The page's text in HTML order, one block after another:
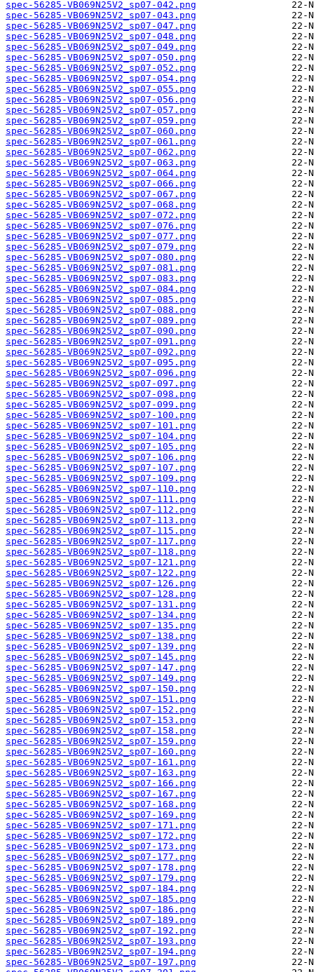
spec-56285-VB069N25V2_sp07-042.png
spec-56285-VB069N25V2_sp07-043.png
spec-56285-VB069N25V2_sp07-047.png
spec-56285-VB069N25V2_sp07-048.png
spec-56285-VB069N25V2_sp07-049.png
spec-56285-VB069N25V2_sp07-050.png
spec-56285-VB069N25V2_sp07-052.png
spec-56285-VB069N25V2_sp07-054.png
spec-56285-VB069N25V2_sp07-055.png
spec-56285-VB069N25V2_sp07-056.png
spec-56285-VB069N25V2_sp07-057.png
spec-56285-VB069N25V2_sp07-059.png
spec-56285-VB069N25V2_sp07-060.png
spec-56285-VB069N25V2_sp07-061.png
spec-56285-VB069N25V2_sp07-062.png
spec-56285-VB069N25V2_sp07-063.png
spec-56285-VB069N25V2_sp07-064.png
spec-56285-VB069N25V2_sp07-066.png
spec-56285-VB069N25V2_sp07-067.png
spec-56285-VB069N25V2_sp07-068.png
spec-56285-VB069N25V2_sp07-072.png
spec-56285-VB069N25V2_sp07-076.png
spec-56285-VB069N25V2_sp07-077.png
spec-56285-VB069N25V2_sp07-079.png
spec-56285-VB069N25V2_sp07-080.png
spec-56285-VB069N25V2_sp07-081.png
spec-56285-VB069N25V2_sp07-083.png
spec-56285-VB069N25V2_sp07-084.png
spec-56285-VB069N25V2_sp07-085.png
spec-56285-VB069N25V2_sp07-088.png
spec-56285-VB069N25V2_sp07-089.png
spec-56285-VB069N25V2_sp07-090.png
spec-56285-VB069N25V2_sp07-091.png
spec-56285-VB069N25V2_sp07-092.png
spec-56285-VB069N25V2_sp07-095.png
spec-56285-VB069N25V2_sp07-096.png
spec-56285-VB069N25V2_sp07-097.png
spec-56285-VB069N25V2_sp07-098.png
spec-56285-VB069N25V2_sp07-099.png
spec-56285-VB069N25V2_sp07-100.png
spec-56285-VB069N25V2_sp07-101.png
spec-56285-VB069N25V2_sp07-104.png
spec-56285-VB069N25V2_sp07-105.png
spec-56285-VB069N25V2_sp07-106.png
spec-56285-VB069N25V2_sp07-107.png
spec-56285-VB069N25V2_sp07-109.png
spec-56285-VB069N25V2_sp07-110.png
spec-56285-VB069N25V2_sp07-111.png
spec-56285-VB069N25V2_sp07-112.png
spec-56285-VB069N25V2_sp07-113.png
spec-56285-VB069N25V2_sp07-115.png
spec-56285-VB069N25V2_sp07-117.png
spec-56285-VB069N25V2_sp07-118.png
spec-56285-VB069N25V2_sp07-121.png
spec-56285-VB069N25V2_sp07-122.png
spec-56285-VB069N25V2_sp07-126.png
spec-56285-VB069N25V2_sp07-128.png
spec-56285-VB069N25V2_sp07-131.png
spec-56285-VB069N25V2_sp07-134.png
spec-56285-VB069N25V2_sp07-135.png
spec-56285-VB069N25V2_sp07-138.png
spec-56285-VB069N25V2_sp07-139.png
spec-56285-VB069N25V2_sp07-145.png
spec-56285-VB069N25V2_sp07-147.png
spec-56285-VB069N25V2_sp07-149.png
spec-56285-VB069N25V2_sp07-150.png
spec-56285-VB069N25V2_sp07-151.png
spec-56285-VB069N25V2_sp07-152.png
spec-56285-VB069N25V2_sp07-153.png
spec-56285-VB069N25V2_sp07-158.png
spec-56285-VB069N25V2_sp07-159.png
spec-56285-VB069N25V2_sp07-160.png
spec-56285-VB069N25V2_sp07-161.png
spec-56285-VB069N25V2_sp07-163.png
spec-56285-VB069N25V2_sp07-166.png
spec-56285-VB069N25V2_sp07-167.png
spec-56285-VB069N25V2_sp07-168.png
spec-56285-VB069N25V2_sp07-169.png
spec-56285-VB069N25V2_sp07-171.png
spec-56285-VB069N25V2_sp07-172.png
spec-56285-VB069N25V2_sp07-173.png
spec-56285-VB069N25V2_sp07-177.png
spec-56285-VB069N25V2_sp07-178.png
spec-56285-VB069N25V2_sp07-179.png
spec-56285-VB069N25V2_sp07-184.png
spec-56285-VB069N25V2_sp07-185.png
spec-56285-VB069N25V2_sp07-186.png
spec-56285-VB069N25V2_sp07-189.png
spec-56285-VB069N25V2_sp07-192.png
spec-56285-VB069N25V2_sp07-193.png
spec-56285-VB069N25V2_sp07-194.png
spec-56285-VB069N25V2_sp07-197.png